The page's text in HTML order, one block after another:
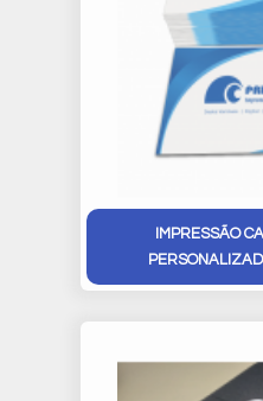
IMPRESSÃO